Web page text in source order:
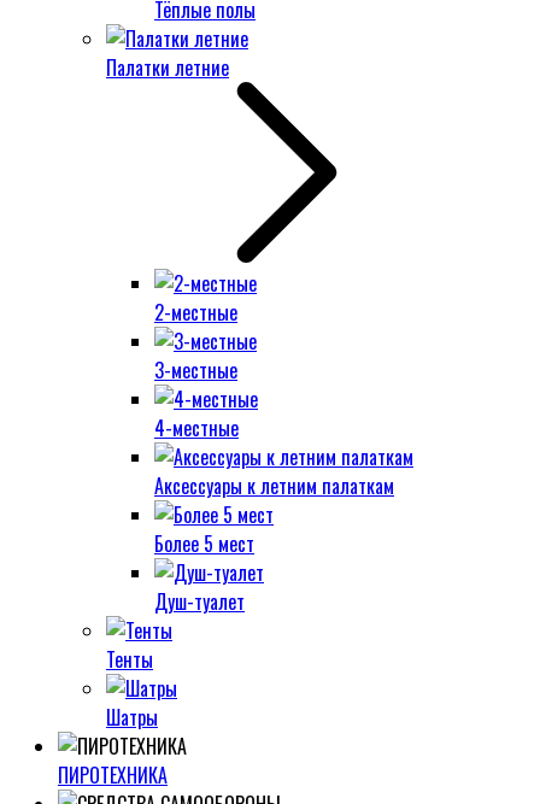
Тёплые полы
Палатки летние
2-местные
3-местные
4-местные
Аксессуары к летним палаткам
Более 5 мест
Душ-туалет
Тенты
Шатры
ПИРОТЕХНИКА